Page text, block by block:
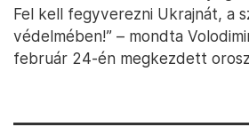
Fel kell fegyverezni Ukrajnát, a
védelmében!” – mondta
február 24-én megkezdett